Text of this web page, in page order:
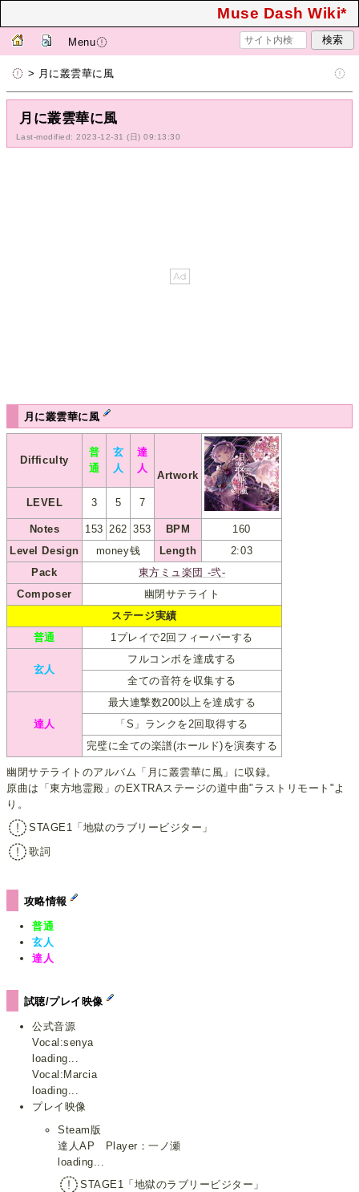
Muse Dash Wiki*
Menu
> 月に叢雲華に風
月に叢雲華に風
Last-modified: 2023-12-31 (日) 09:13:30
月に叢雲華に風
Difficulty
普
通
玄
人
達
人
Artwork
LEVEL 3 5 7
Notes 153 262 353 BPM
160
Level Design
money钱 Length
2:03
Pack
東方ミュ楽団 -弐-
Composer
幽閉サテライト
ステージ実績
普通
1プレイで2回フィーバーする
玄人
フルコンボを達成する
全ての音符を収集する
達人
最大連撃数200以上を達成する
「S」ランクを2回取得する
完璧に全ての楽譜(ホールド)を演奏する
幽閉サテライトのアルバム「月に叢雲華に風」に収録。
原曲は「東方地霊殿」のEXTRAステージの道中曲"ラストリモート"よ
り。
STAGE1「地獄のラブリービジター」
歌詞
攻略情報
普通
玄人
達人
試聴/プレイ映像
公式音源
Vocal:senya
loading...
Vocal:Marcia
loading...
プレイ映像
Steam版
達人AP Player：一ノ瀬
loading...
STAGE1「地獄のラブリービジター」